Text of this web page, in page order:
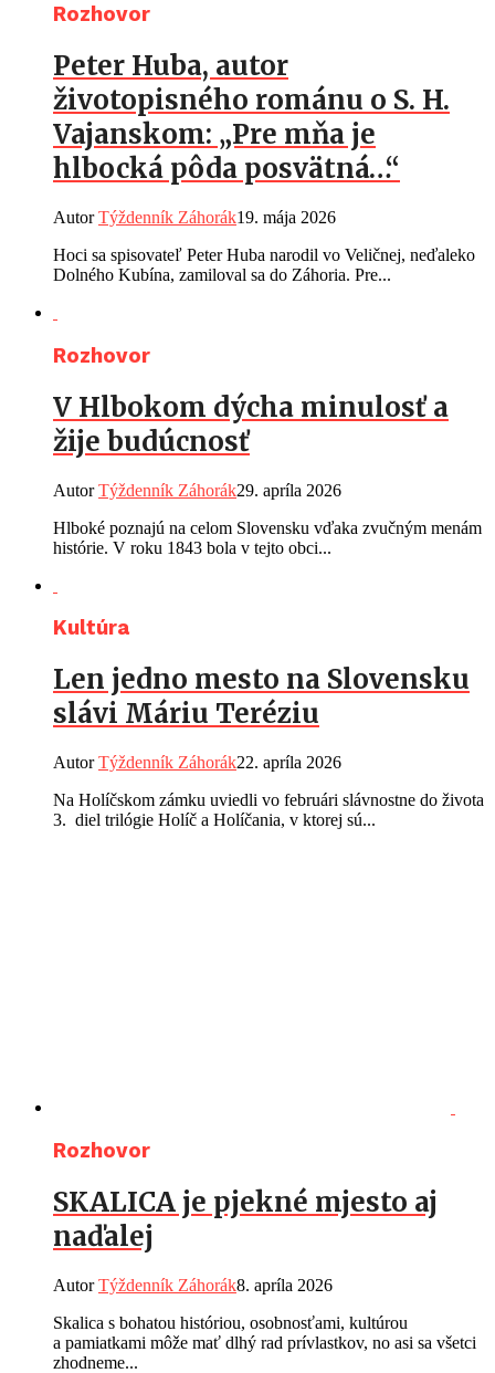
Rozhovor
Peter Huba, autor
životopisného románu o S. H.
Vajanskom: „Pre mňa je
hlbocká pôda posvätná…“
AutorTýždenník Záhorák19. mája 2026
Hoci sa spisovateľ Peter Huba narodil vo Veličnej, neďaleko
Dolného Kubína, zamiloval sa do Záhoria. Pre...
Rozhovor
V Hlbokom dýcha minulosť a
žije budúcnosť
AutorTýždenník Záhorák29. apríla 2026
Hlboké poznajú na celom Slovensku vďaka zvučným menám
histórie. V roku 1843 bola v tejto obci...
Kultúra
Len jedno mesto na Slovensku
slávi Máriu Teréziu
AutorTýždenník Záhorák22. apríla 2026
Na Holíčskom zámku uviedli vo februári slávnostne do života
3. diel trilógie Holíč a Holíčania, v ktorej sú...
Rozhovor
SKALICA je pjekné mjesto aj
naďalej
AutorTýždenník Záhorák8. apríla 2026
Skalica s bohatou históriou, osobnosťami, kultúrou
a pamiatkami môže mať dlhý rad prívlastkov, no asi sa všetci
zhodneme...